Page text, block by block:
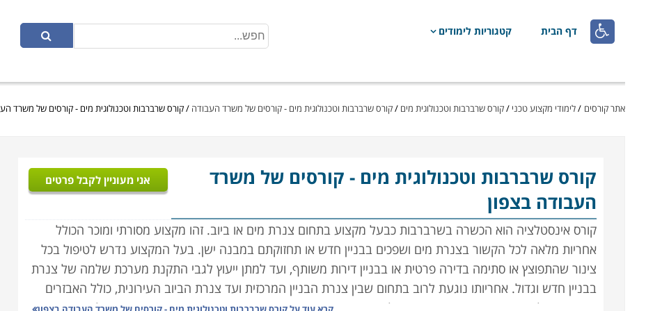
 דף הבית קטגוריות לימודים
אתר קורסים /לימודי מקצוע טכני /קורס שרברבות וטכנולוגית מים /קורס שרברבות וטכנולוגית מים - קורסים של משרד העבודה /קורס שרברבות וטכנולוגית מים - קורסים של משרד
קורס שרברבות וטכנולוגית מים- קורסים של משרד
העבודה בצפון
אני מעוניין לקבל פרטים
קורס אינסטלציה הוא הכשרה בשרברבות כבעל מקצוע בתחום צנרת מים או ביוב. זהו מקצוע מסורתי ומוכר הכולל
אחריות מלאה לכל הקשור בצנרת מים ושפכים בבניין חדש או תחזוקתם במבנה ישן. בעל המקצוע נדרש לטיפול בכל
צינור שהתפוצץ או סתימה בדירה פרטית או בבניין דירות משותף, ועד למתן ייעוץ לגבי התקנת מערכת שלמה של צנרת
בבניין חדש וגדול. אחריותו נוגעת לרוב בתחום שבין צנרת הבניין המרכזית ועד צנרת הביוב העירונית, כולל האבזרים
המחוברים לה. ישנם שני סוגים עיקריים של עבודת שרברבות: הרכבת מערכות חדשות, ואיתור ותיקון תקלות במערכת